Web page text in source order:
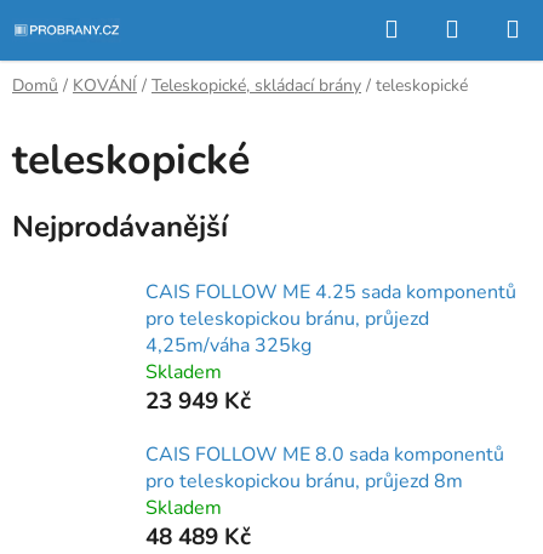
na
obsah
Hledat
KOŠÍK
Domů / KOVÁNÍ / Teleskopické, skládací brány / teleskopické
teleskopické
Nejprodávanější
CAIS FOLLOW ME 4.25 sada komponentů
pro teleskopickou bránu, průjezd
4,25m/váha 325kg
Skladem
23 949 Kč
CAIS FOLLOW ME 8.0 sada komponentů
pro teleskopickou bránu, průjezd 8m
Skladem
48 489 Kč